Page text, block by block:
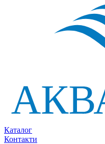
Каталог
Контакти